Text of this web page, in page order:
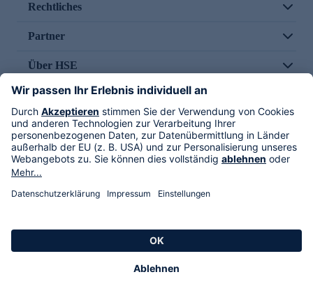
Rechtliches
Partner
Über HSE
Im TV
HSE International